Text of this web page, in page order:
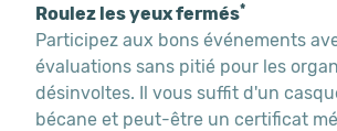
Roulez les yeux fermés*
Participez aux bons événements
évaluations sans pitié pour les
désinvoltes. Il vous suffit d'un
bécane et peut-être un certificat